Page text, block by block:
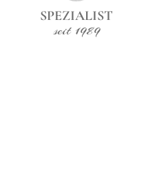
SPEZIALIST
seit 1989